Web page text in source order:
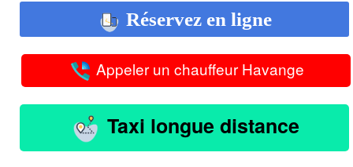
Réservez en ligne
Appeler un chauffeur Havange
Taxi longue distance